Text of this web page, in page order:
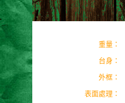
重量：
台身：
外框：
表面處理：